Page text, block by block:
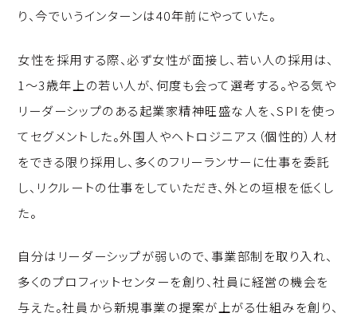
り、今でいうインターンは40年前にやっていた。
女性を採用する際、必ず女性が面接し、若い人の採用は、
1～3歳年上の若い人が、何度も会って選考する。やる気や
リーダーシップのある起業家精神旺盛な人を、SPIを使っ
てセグメントした。外国人やヘトロジニアス（個性的）人材
をできる限り採用し、多くのフリーランサーに仕事を委託
し、リクルートの仕事をしていただき、外との垣根を低くし
た。
自分はリーダーシップが弱いので、事業部制を取り入れ、
多くのプロフィットセンターを創り、社員に経営の機会を
与えた。社員から新規事業の提案が上がる仕組みを創り、